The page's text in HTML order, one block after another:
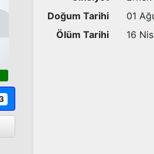
Doğum Tarihi
01
Ölüm Tarihi
16